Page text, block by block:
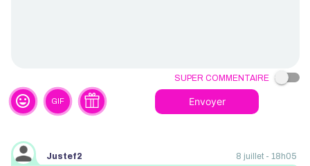
tag_faces GIF
Super commentaire
Envoyer
Justef2 8 juillet - 18h05